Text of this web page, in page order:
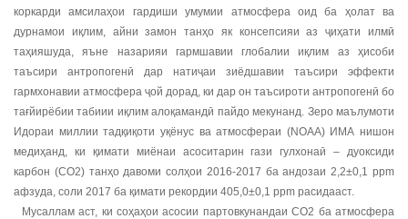
коркарди амсилаҳои гардиши умумии атмосфера оид ба ҳолат ва
дурнамои иқлим, айни замон танҳо як консепсияи аз ҷиҳати илмӣ
таҳияшуда, яъне назарияи гармшавии глобалии иқлим аз ҳисоби
таъсири антропогенӣ дар натиҷаи зиёдшавии таъсири эффекти
гармхонавии атмосфера ҷой дорад, ки дар он таъсироти антропогенӣ бо
тағйирёбии табиии иқлим алоқамандӣ пайдо мекунанд. Зеро маълумоти
Идораи миллии тадқиқоти уқёнус ва атмосфераи (NOAA) ИМА нишон
медиҳанд, ки қимати миёнаи асоситарин гази гулхонаӣ – дуоксиди
карбон (СО2) танҳо давоми солҳои 2016-2017 ба андозаи 2,2±0,1 ppm
афзуда, соли 2017 ба қимати рекордии 405,0±0,1 ppm расидааст.
Мусаллам аст, ки соҳаҳои асосии партовкунандаи СО2 ба атмосфера